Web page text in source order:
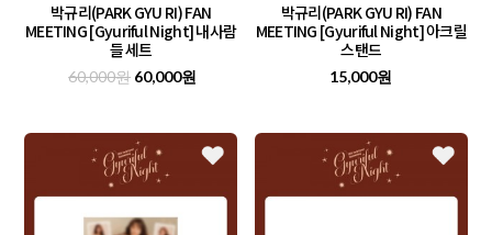
박규리(PARK GYU RI) FAN
MEETING [Gyuriful Night] 내사람
들 세트
60,000원 60,000원
박규리(PARK GYU RI) FAN
MEETING [Gyuriful Night] 아크릴
스탠드
15,000원